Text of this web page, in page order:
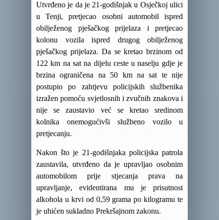
Utvrđeno je da je 21-godišnjak u Osječkoj ulici
u Tenji, pretjecao osobni automobil ispred
obilježenog pješačkog prijelaza i pretjecao
kolonu vozila ispred drugog obilježenog
pješačkog prijelaza. Da se kretao brzinom od
122 km na sat na dijelu ceste u naselju gdje je
brzina ograničena na 50 km na sat te nije
postupio po zahtjevu policijskih službenika
izražen pomoću svjetlosnih i zvučnih znakova i
nije se zaustavio već se kretao sredinom
kolnika onemogućivši službeno vozilo u
pretjecanju.
Nakon što je 21-godišnjaka policijska patrola
zaustavila, utvrđeno da je upravljao osobnim
automobilom prije stjecanja prava na
upravljanje, evidentirana mu je prisutnost
alkohola u krvi od 0,59 grama po kilogramu te
je uhićen sukladno Prekršajnom zakonu.